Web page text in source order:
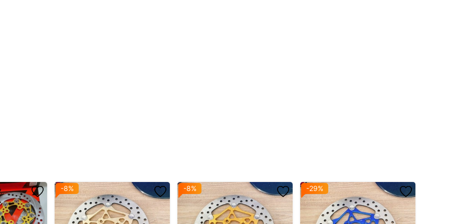
luồng khí thừa trong quá trình vận hành ở tua cao.
Redleo, có ron cao su chống rò rỉ.
-8% -8% -29%